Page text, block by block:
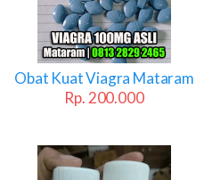
Obat Kuat Viagra Mataram
Rp. 200.000